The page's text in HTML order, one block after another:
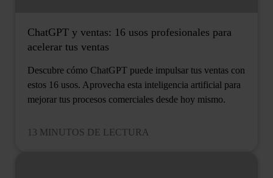
ChatGPT y ventas: 16 usos profesionales para
acelerar tus ventas
Descubre cómo ChatGPT puede impulsar tus ventas con
estos 16 usos. Aprovecha esta inteligencia artificial para
mejorar tus procesos comerciales desde hoy mismo.
13 MINUTOS DE LECTURA